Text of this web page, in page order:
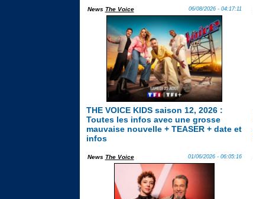
News The Voice 06/08/2026 - 04:17:11
THE VOICE KIDS saison 12, 2026 :
Toutes les infos avec une grosse
mauvaise nouvelle + TEASER + date et
infos
News The Voice 01/06/2026 - 06:05:16